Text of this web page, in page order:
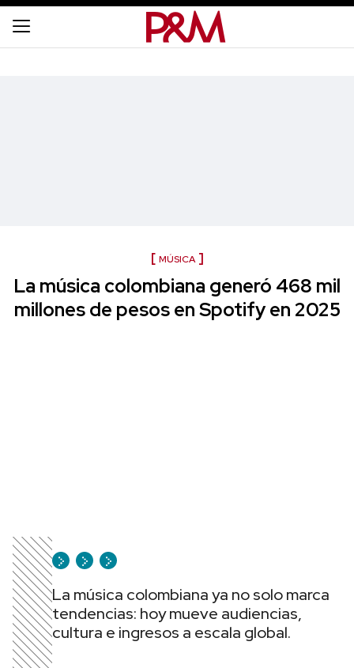
MÚSICA
La música colombiana generó 468 mil
millones de pesos en Spotify en 2025
La música colombiana ya no solo marca
tendencias: hoy mueve audiencias,
cultura e ingresos a escala global.